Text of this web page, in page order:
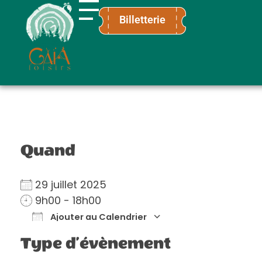
Billetterie
Quand
29 juillet 2025
9h00 - 18h00
Ajouter au Calendrier
Télécharger ICS
Type d’évènement